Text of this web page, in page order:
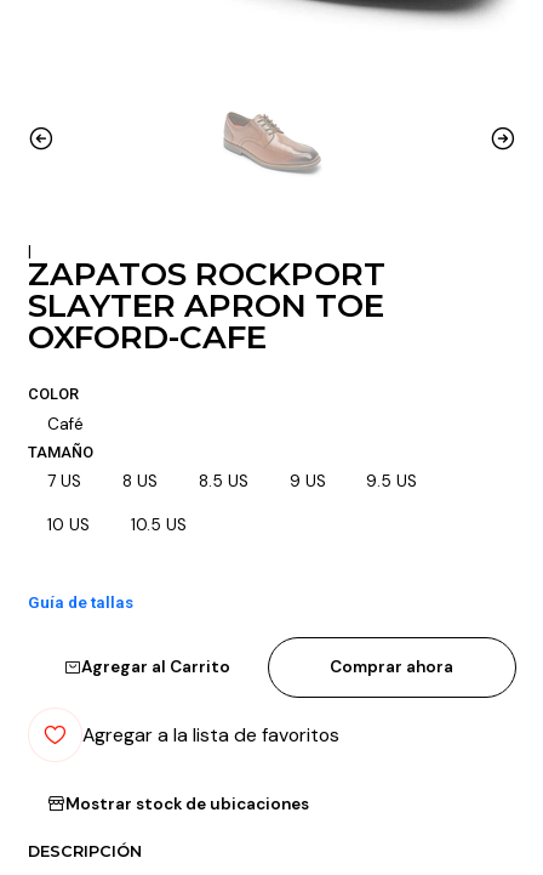
|
ZAPATOS ROCKPORT
SLAYTER APRON TOE
OXFORD-CAFE
COLOR
Café
TAMAÑO
7 US 8 US 8.5 US 9 US 9.5 US
10 US 10.5 US
Guía de tallas
Agregar al Carrito Comprar ahora
Agregar a la lista de favoritos
Mostrar stock de ubicaciones
DESCRIPCIÓN